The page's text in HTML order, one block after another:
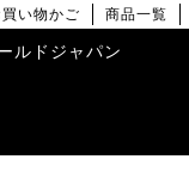
買い物かご 商品一覧
ルドジャパン